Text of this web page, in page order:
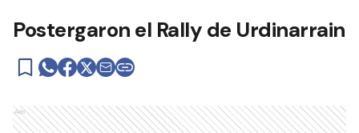
Postergaron el Rally de Urdinarrain
Ads